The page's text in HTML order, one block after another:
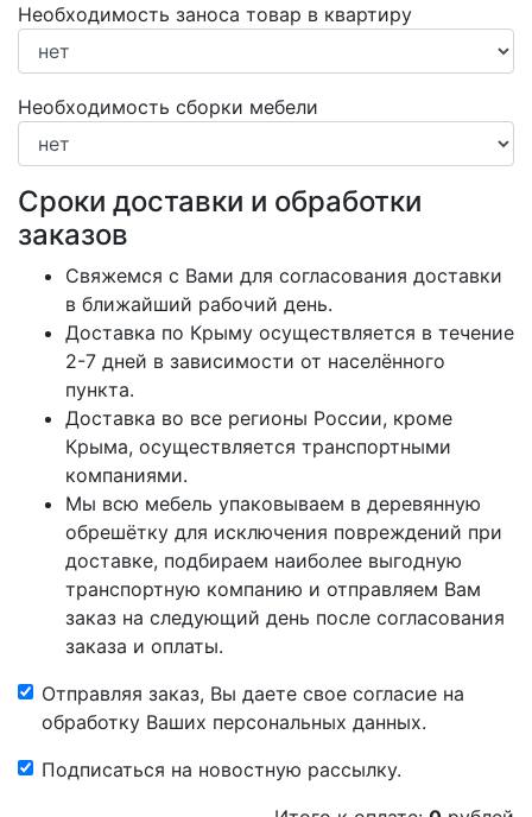
Необходимость заноса товар в квартиру
Необходимость сборки мебели
Сроки доставки и обработки
заказов
Свяжемся с Вами для согласования доставки
в ближайший рабочий день.
Доставка по Крыму осуществляется в течение
2-7 дней в зависимости от населённого
пункта.
Доставка во все регионы России, кроме
Крыма, осуществляется транспортными
компаниями.
Мы всю мебель упаковываем в деревянную
обрешётку для исключения повреждений при
доставке, подбираем наиболее выгодную
транспортную компанию и отправляем Вам
заказ на следующий день после согласования
заказа и оплаты.
Отправляя заказ, Вы даете свое согласие на
обработку Ваших персональных данных.
Подписаться на новостную рассылку.